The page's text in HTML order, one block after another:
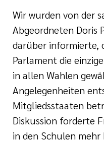
Wir wurden von der
Abgeordneten Doris
darüber informierte,
Parlament die
in allen Wahlen
Angelegenheiten
Mitgliedsstaaten
Diskussion forderte
in den Schulen